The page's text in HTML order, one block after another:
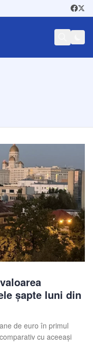
șapte luni din
de euro în primul
cu aceeași